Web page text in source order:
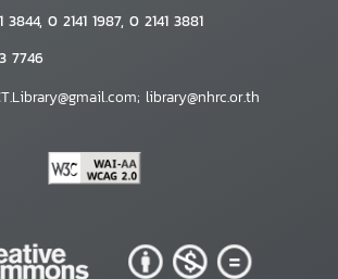
3844, 0 2141 1987, 0 2141 3881
7746
library@nhrc.or.th